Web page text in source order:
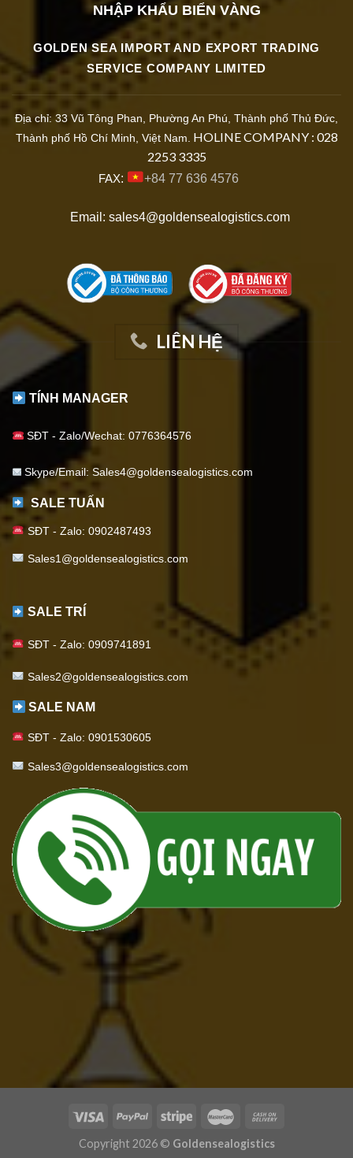
NHẬP KHẨU BIỂN VÀNG
GOLDEN SEA IMPORT AND EXPORT TRADING
SERVICE COMPANY LIMITED
Địa chỉ: 33 Vũ Tông Phan, Phường An Phú, Thành phố Thủ Đức,
Thành phố Hồ Chí Minh, Việt Nam. HOLINE COMPANY : 028
2253 3335
FAX: +84 77 636 4576
Email: sales4@goldensealogistics.com
LIÊN HỆ
TÍNH MANAGER
SĐT - Zalo/Wechat: 0776364576
Skype/Email: Sales4@goldensealogistics.com
SALE TUẤN
SĐT - Zalo: 0902487493
Sales1@goldensealogistics.com
SALE TRÍ
SĐT - Zalo: 0909741891
Sales2@goldensealogistics.com
SALE NAM
SĐT - Zalo: 0901530605
Sales3@goldensealogistics.com
Copyright 2026 © Goldensealogistics